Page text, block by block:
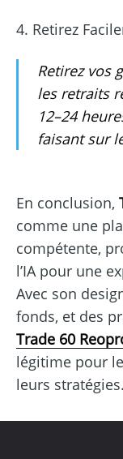
4. Retirez
Retirez vos
les retraits
12–24
faisant sur
En conclusion,
comme une
compétente,
l’IA pour une
Avec son
fonds, et des
Trade 60
légitime pour
leurs stratégies.